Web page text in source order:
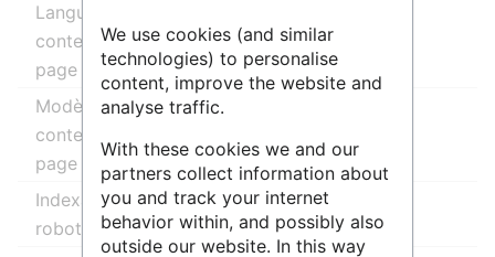
Langue du
contenu de la
page
Modèle de
contenu de la
page
wikicode
Indexation par
robots
Autorisée
We use cookies (and similar
technologies) to personalise
content, improve the website and
analyse traffic.
With these cookies we and our
partners collect information about
you and track your internet
behavior within, and possibly also
outside our website. In this way